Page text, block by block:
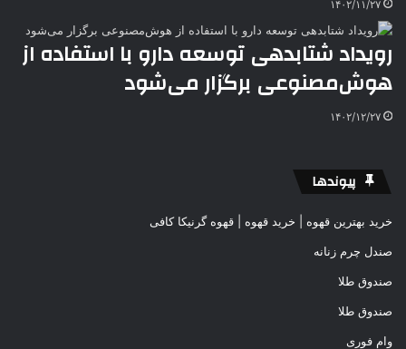
۱۴۰۲/۱۱/۲۷
رویداد شتابدهی توسعه دارو با استفاده از
هوش‌مصنوعی برگزار می‌شود
۱۴۰۲/۱۲/۲۷
پیوندها
خرید بهترین قهوه | خرید قهوه | قهوه گرنیکا کافی
صندل چرم زنانه
صندوق طلا
صندوق طلا
وام فوری